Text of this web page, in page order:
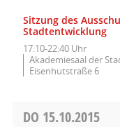
Sitzung des
Stadtentwicklung
17:10-22:40 Uhr
Akademiesaal der
Eisenhutstraße 6
DO 15.10.2015